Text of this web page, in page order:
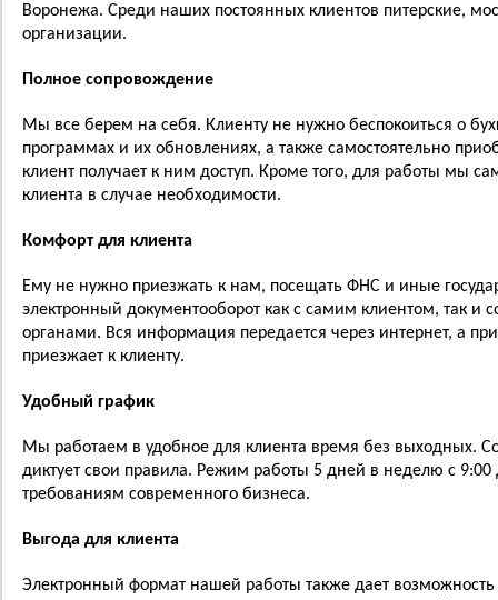
Воронежа. Среди наших постоянных клиентов питерские,
организации.
Полное сопровождение
Мы все берем на себя. Клиенту не нужно беспокоиться о
программах и их обновлениях, а также самостоятельно
клиент получает к ним доступ. Кроме того, для работы мы
клиента в случае необходимости.
Комфорт для клиента
Ему не нужно приезжать к нам, посещать ФНС и иные
электронный документооборот как с самим клиентом, так и
органами. Вся информация передается через интернет, а
приезжает к клиенту.
Удобный график
Мы работаем в удобное для клиента время без выходных.
диктует свои правила. Режим работы 5 дней в неделю с 9:00
требованиям современного бизнеса.
Выгода для клиента
Электронный формат нашей работы также дает возможность